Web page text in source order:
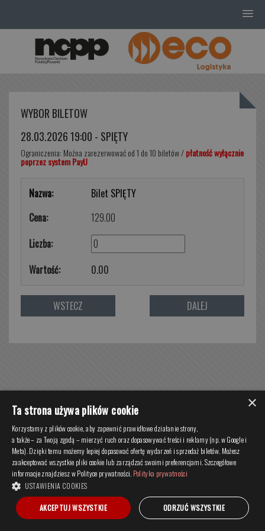
WYBÓR BILETÓW
28.03.2026 19:00 - SPIĘTY
Ograniczenia: Można zarezerwować od 1 do 10 biletów /płatność wyłącznie
poprzez system PayU
Bilet SPIĘTY
129.00
0.00
Copyright © 2015 NCPP Wszystkie prawa zastrzeżone
System rezerwacji i sprzedaży biletów iKsoris
×
Ta strona używa plików cookie
Korzystamy z plików cookie, aby zapewnić prawidłowe działanie strony,
a także – za Twoją zgodą – mierzyć ruch oraz dopasowywać treści i reklamy (np. w Google i
Meta). Dzięki temu możemy lepiej dopasować ofertę wydarzeń i sprzedaż biletów. Możesz
zaakceptować wszystkie pliki cookie lub zarządzać swoimi preferencjami. Szczegółowe
informacje znajdziesz w Polityce prywatności. Polityka prywatności
USTAWIENIA COOKIES
AKCEPTUJ WSZYSTKIE ODRZUĆ WSZYSTKIE